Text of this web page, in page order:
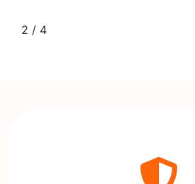
2 / von
4